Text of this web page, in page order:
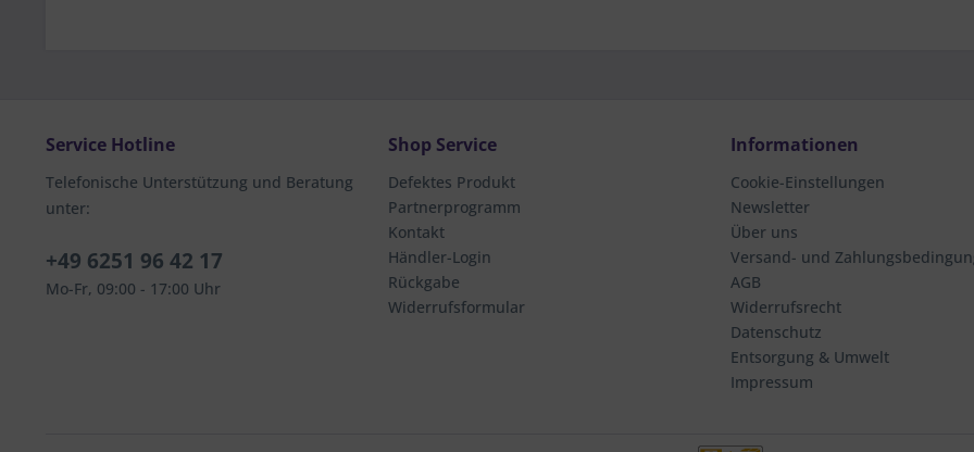
Service Hotline
Telefonische Unterstützung und Beratung
unter:
+49 6251 96 42 17
Mo-Fr, 09:00 - 17:00 Uhr
Shop Service
Defektes Produkt
Partnerprogramm
Kontakt
Händler-Login
Rückgabe
Widerrufsformular
Informationen
Cookie-Einstellungen
Newsletter
Über uns
Versand- und
AGB
Widerrufsrecht
Datenschutz
Entsorgung & Umwelt
Impressum